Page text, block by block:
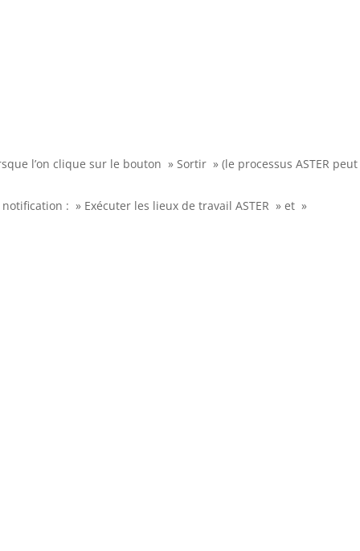
l’on clique sur le bouton » Sortir » (le processus ASTER peut
: » Exécuter les lieux de travail ASTER » et »